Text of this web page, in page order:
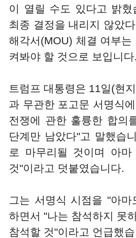
이 열릴 수도 있다고 밝
최종 결정을 내리지 않았
해각서(MOU) 체결 여부는
켜봐야 할 것으로 보입니다.
트럼프 대통령은 11일(현
과 무관한 포고문 서명식
전쟁에 관한 훌륭한 합의
단계만 남았다"고 말했습
로 마무리될 것이며 아
것"이라고 덧붙였습니다.
그는 서명식 시점을 "아
하면서 "나는 참석하지 못
참석할 것"이라고 언급했